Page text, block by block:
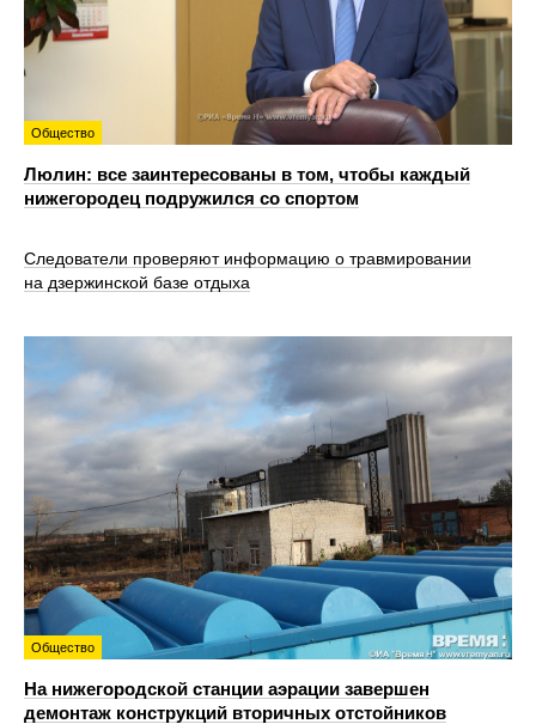
Общество
Люлин: все заинтересованы в том, чтобы каждый
нижегородец подружился со спортом
Следователи проверяют информацию о травмировании
на дзержинской базе отдыха
Общество
На нижегородской станции аэрации завершен
демонтаж конструкций вторичных отстойников